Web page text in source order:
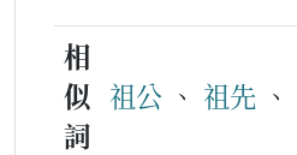
相
似
詞
祖公 、 祖先 、